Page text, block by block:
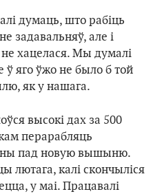
думаць, што рабіць
задавальняў, але і
хацелася. Мы думалі
ў яго ўжо не было б той
як у нашага.
высокі дах за 500
перарабляць
пад новую вышыню.
лютага, калі скончыліся
у маі. Працавалі